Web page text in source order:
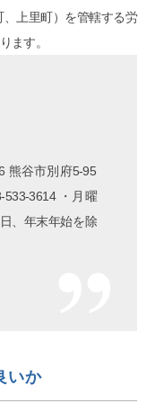
上里町）を管轄する労
ます。
熊谷市別府5-95
533-3614 ・月曜
、年末年始を除
いか